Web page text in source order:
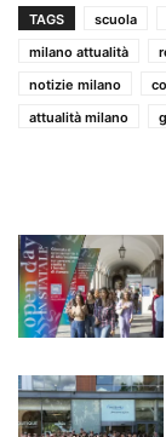
TAGS scuola
milano attualità
notizie milano
attualità milano